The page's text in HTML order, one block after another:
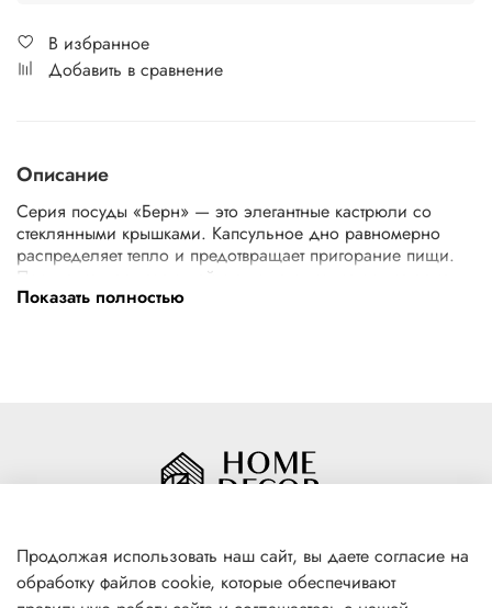
В избранное
Добавить в сравнение
Описание
Серия посуды «Берн» — это элегантные кастрюли со
стеклянными крышками. Капсульное дно равномерно
распределяет тепло и предотвращает пригорание пищи.
Посуда из нержавеющей стали не окисляется, материал
не впитывает и не выделяет запахи, что положительно
время, но и газ или электричество.
Показать полностью
+7(996) 316 00 81
Продолжая использовать наш сайт, вы даете согласие на
обработку файлов cookie, которые обеспечивают